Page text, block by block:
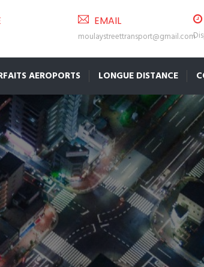
EMAIL
moulaystreettransport@gmail.com
AEROPORTS LONGUE DISTANCE